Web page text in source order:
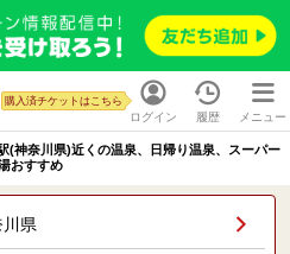
ログイン
購入済チケットはこちら
履歴 メニュー
(神奈川県)近くの温泉、日帰り温泉、スーパー
おすすめ
県